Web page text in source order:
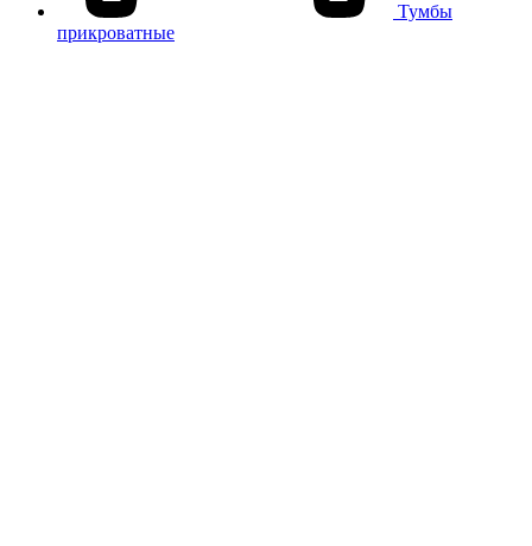
Тумбы
прикроватные